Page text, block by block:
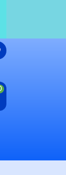
ẩm Xiaomi